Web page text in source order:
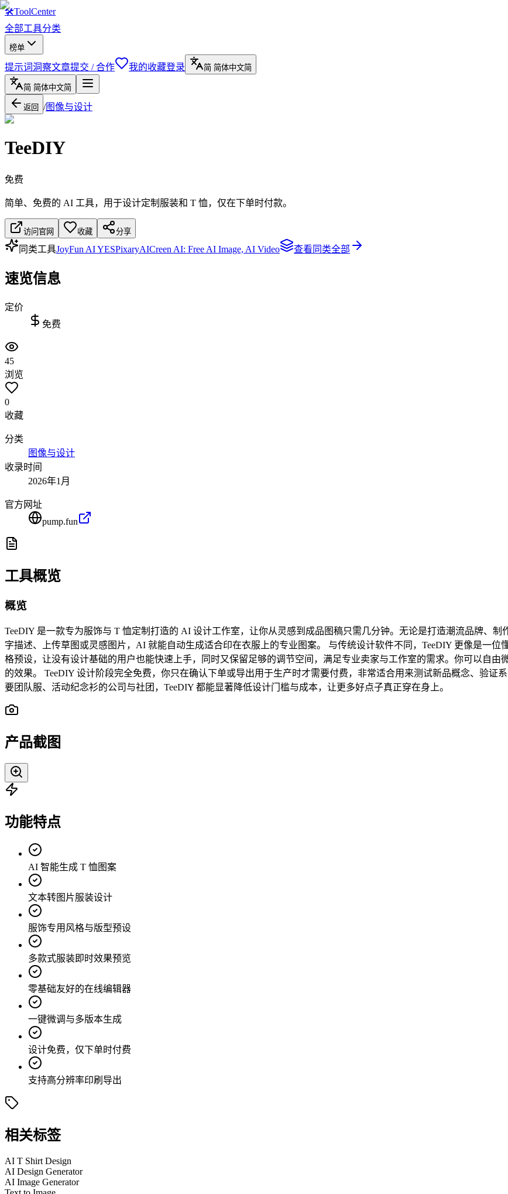
🛠ToolCenter
全部工具分类
榜单
提示词洞察文章提交 / 合作 我的收藏登录 简 简体中文简
简 简体中文简
返回 /图像与设计
TeeDIY
免费
简单、免费的 AI 工具，用于设计定制服装和 T 恤，仅在下单时付款。
访问官网 收藏 分享
同类工具JoyFun AI YESPixaryAICreen AI: Free AI Image, AI Video 查看同类全部
速览信息
定价
免费
45
浏览
0
收藏
分类
图像与设计
收录时间
2026年1月
官方网址
pump.fun
工具概览
概览
TeeDIY 是一款专为服饰与 T 恤定制打造的 AI 设计工作室，让你从灵感到成品图稿只需几分钟。无论是打造潮流品牌、
字描述、上传草图或灵感图片，AI 就能自动生成适合印在衣服上的专业图案。 与传统设计软件不同，TeeDIY 更像是一
格预设，让没有设计基础的用户也能快速上手，同时又保留足够的调节空间，满足专业卖家与工作室的需求。你可以自
的效果。 TeeDIY 设计阶段完全免费，你只在确认下单或导出用于生产时才需要付费，非常适合用来测试新品概念、验证
要团队服、活动纪念衫的公司与社团，TeeDIY 都能显著降低设计门槛与成本，让更多好点子真正穿在身上。
产品截图
功能特点
AI 智能生成 T 恤图案
文本转图片服装设计
服饰专用风格与版型预设
多款式服装即时效果预览
零基础友好的在线编辑器
一键微调与多版本生成
设计免费，仅下单时付费
支持高分辨率印刷导出
相关标签
AI T Shirt Design
AI Design Generator
AI Image Generator